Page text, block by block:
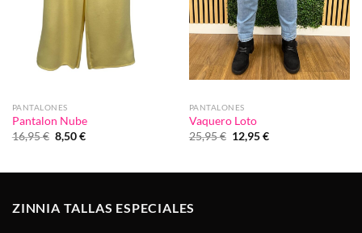
PANTALONES
Pantalon Nube
16,95€ El
precio
8,50€El
PANTALONES
Vaquero Loto
25,95€ El
precio
12,95€El
ZINNIA TALLAS ESPECIALES